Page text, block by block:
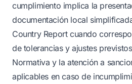
cumplimiento implica la
documentación local
Country Report cuando
de tolerancias y ajustes
Normativa y la atención a
aplicables en caso de